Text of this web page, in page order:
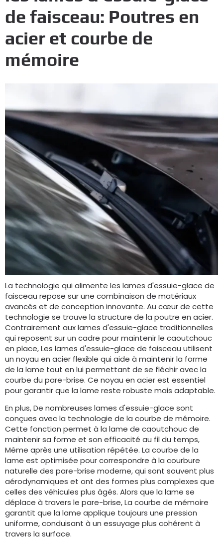
de faisceau: Poutres en
acier et courbe de
mémoire
La technologie qui alimente les lames d'essuie-glace de
faisceau repose sur une combinaison de matériaux
avancés et de conception innovante. Au cœur de cette
technologie se trouve la structure de la poutre en acier.
Contrairement aux lames d'essuie-glace traditionnelles
qui reposent sur un cadre pour maintenir le caoutchouc
en place, Les lames d'essuie-glace de faisceau utilisent
un noyau en acier flexible qui aide à maintenir la forme
de la lame tout en lui permettant de se fléchir avec la
courbe du pare-brise. Ce noyau en acier est essentiel
pour garantir que la lame reste robuste mais adaptable.
En plus, De nombreuses lames d'essuie-glace sont
conçues avec la technologie de la courbe de mémoire.
Cette fonction permet à la lame de caoutchouc de
maintenir sa forme et son efficacité au fil du temps,
Même après une utilisation répétée. La courbe de la
lame est optimisée pour correspondre à la courbure
naturelle des pare-brise moderne, qui sont souvent plus
aérodynamiques et ont des formes plus complexes que
celles des véhicules plus âgés. Alors que la lame se
déplace à travers le pare-brise, La courbe de mémoire
garantit que la lame applique toujours une pression
uniforme, conduisant à un essuyage plus cohérent à
travers la surface.